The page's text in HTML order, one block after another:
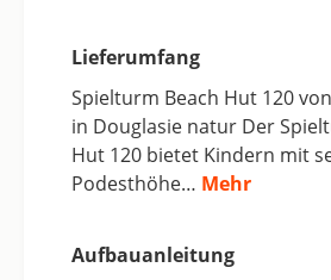
Lieferumfang
Spielturm Beach Hut 120
in Douglasie natur Der
Hut 120 bietet Kindern mit
Podesthöhe… Mehr
Aufbauanleitung